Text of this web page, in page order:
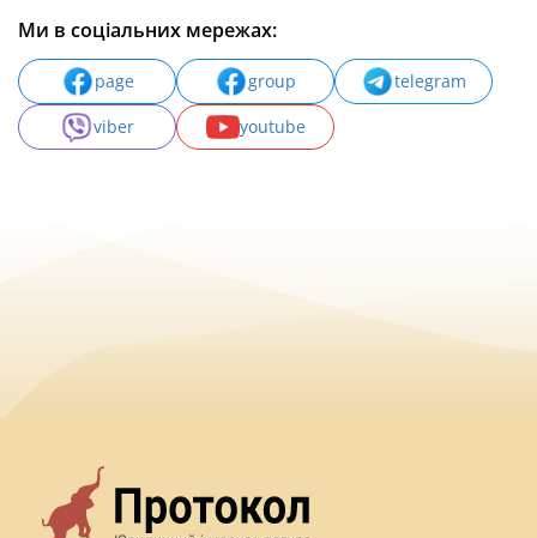
Ми в соціальних мережах:
page group
telegram
viber
youtube